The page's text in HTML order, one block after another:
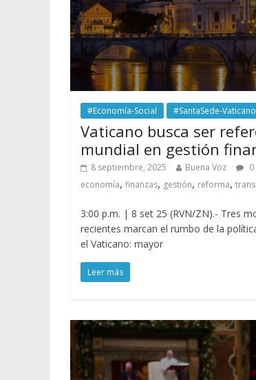
#Economía-Social #SantaSede-Vaticano
Vaticano busca ser
mundial en gestión
8 septiembre, 2025 Buena Voz
economía, finanzas, gestión, reforma,
3:00 p.m. | 8 set 25 (RVN/ZN).- Tres
recientes marcan el rumbo de la
el Vaticano: mayor
Leer más